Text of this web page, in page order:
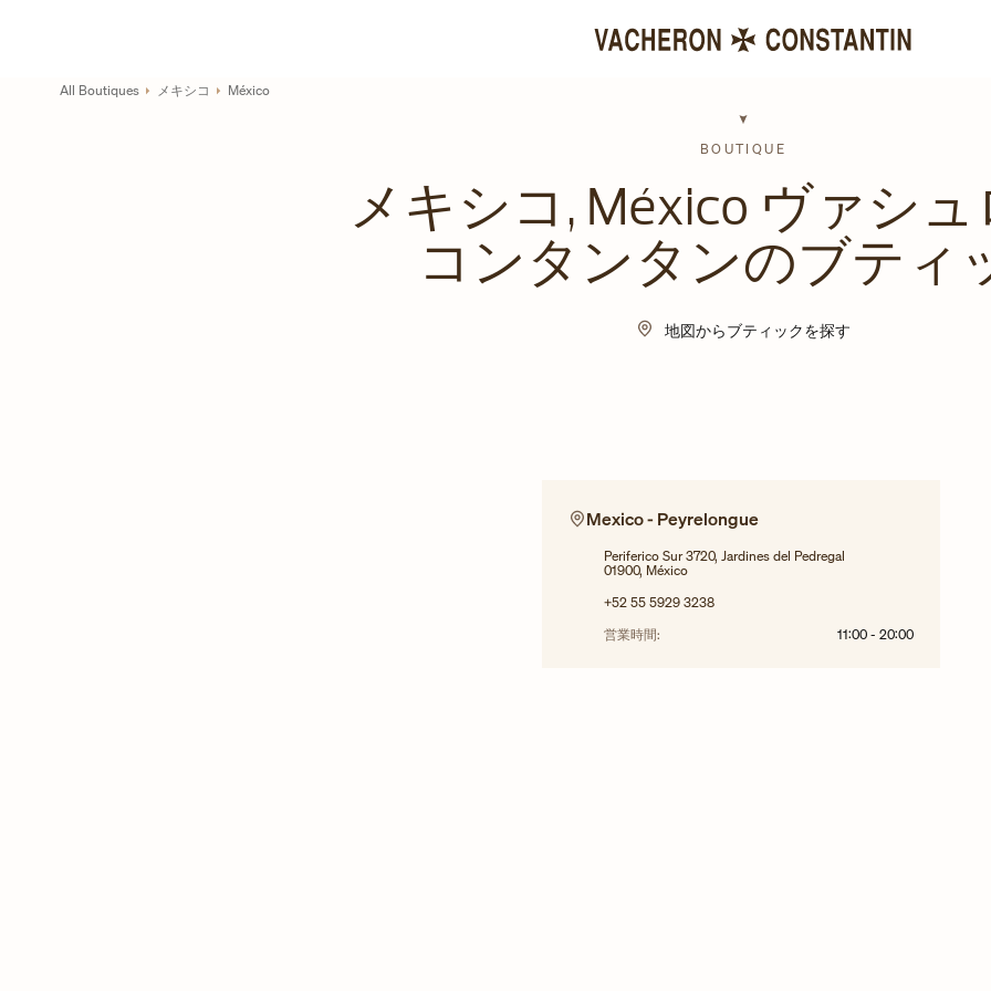
Return to Nav
All Boutiques メキシコ México
BOUTIQUE
メキシコ, México ヴァシュ
コンタンタンのブティ
地図からブティックを探す
Mexico - Peyrelongue
Periferico Sur 3720, Jardines del Pedregal
01900, México
+52 55 5929 3238
営業時間:
11:00 -20:00